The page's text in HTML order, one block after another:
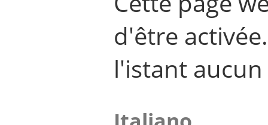
d'être
l'istant